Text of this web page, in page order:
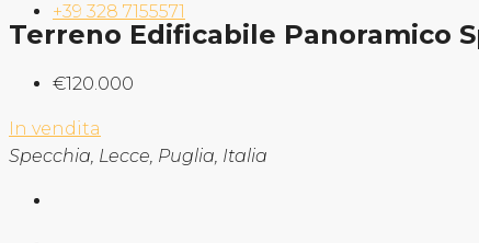
+39 328 7155571
Terreno Edificabile Panoramico
€120.000
In vendita
Specchia, Lecce, Puglia, Italia